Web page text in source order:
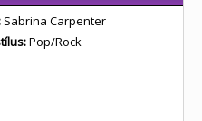
Sabrina Carpenter
Pop/Rock